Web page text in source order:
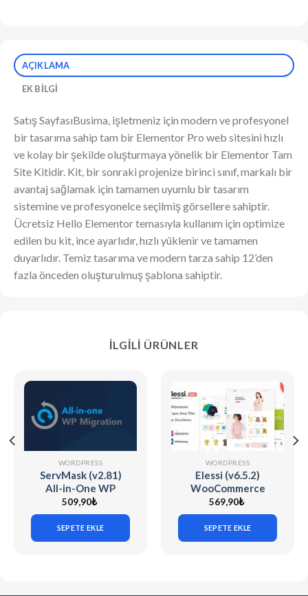
AÇIKLAMA
EK BILGI
Satış SayfasıBusima, işletmeniz için modern ve profesyonel
bir tasarıma sahip tam bir Elementor Pro web sitesini hızlı
ve kolay bir şekilde oluşturmaya yönelik bir Elementor Tam
Site Kitidir. Kit, bir sonraki projenize birinci sınıf, markalı bir
avantaj sağlamak için tamamen uyumlu bir tasarım
sistemine ve profesyonelce seçilmiş görsellere sahiptir.
Ücretsiz Hello Elementor temasıyla kullanım için optimize
edilen bu kit, ince ayarlıdır, hızlı yüklenir ve tamamen
duyarlıdır. Temiz tasarıma ve modern tarza sahip 12’den
fazla önceden oluşturulmuş şablona sahiptir.
İLGILI ÜRÜNLER
WORDPRESS
ServMask (v2.81)
All-in-One WP
Migration Unlimited
Extension
509,90₺
SEPETE EKLE
WORDPRESS
Elessi (v6.5.2)
WooCommerce
AJAX WP Theme
569,90₺
SEPETE EKLE